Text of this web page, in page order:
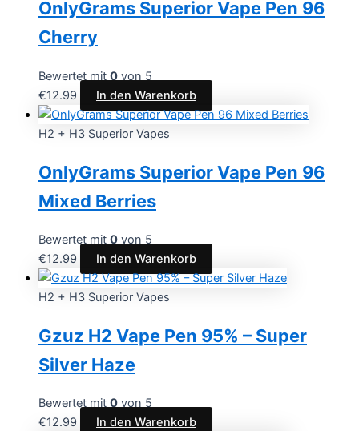
OnlyGrams Superior Vape Pen 96
Cherry
Bewertet mit 0 von 5
€12.99 In den Warenkorb
H2 + H3 Superior Vapes
OnlyGrams Superior Vape Pen 96
Mixed Berries
Bewertet mit 0 von 5
€12.99 In den Warenkorb
H2 + H3 Superior Vapes
Gzuz H2 Vape Pen 95% – Super
Silver Haze
Bewertet mit 0 von 5
€12.99 In den Warenkorb